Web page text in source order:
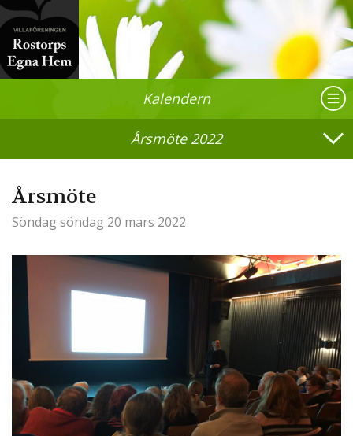
Kalendern
Årsmöte 2022
Årsmöte
Söndag söndag 20 mars 2022